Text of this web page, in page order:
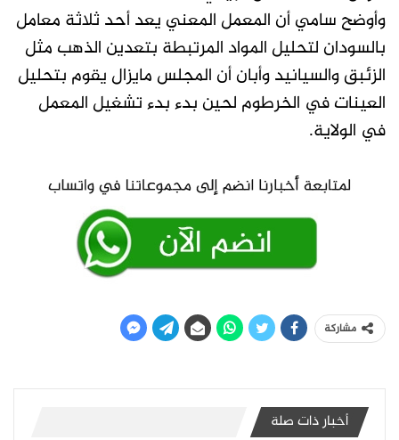
وأوضح سامي أن المعمل المعني يعد أحد ثلاثة معامل
بالسودان لتحليل المواد المرتبطة بتعدين الذهب مثل
الزئبق والسيانيد وأبان أن المجلس مايزال يقوم بتحليل
العينات في الخرطوم لحين بدء بدء تشغيل المعمل
في الولاية.
مشاركة
أخبار ذات صلة